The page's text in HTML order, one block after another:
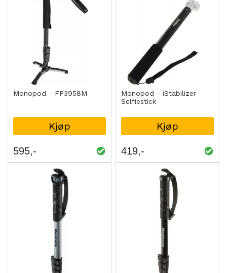
Monopod - FP3958M
Kjøp
595
Monopod - iStabilizer
Selfiestick
Kjøp
419